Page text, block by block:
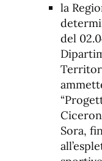
la
del
Sora,